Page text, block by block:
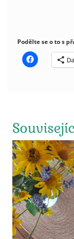
Podělte se o to s